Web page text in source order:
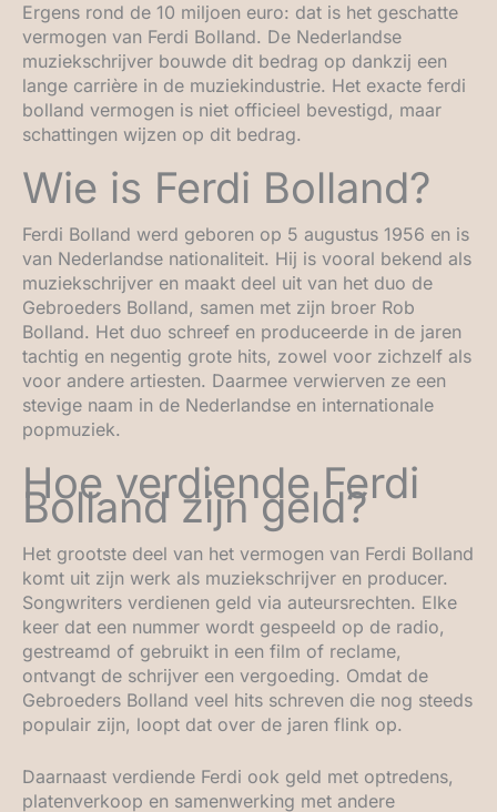
Ergens rond de 10 miljoen euro: dat is het geschatte
vermogen van Ferdi Bolland. De Nederlandse
muziekschrijver bouwde dit bedrag op dankzij een
lange carrière in de muziekindustrie. Het exacte ferdi
bolland vermogen is niet officieel bevestigd, maar
schattingen wijzen op dit bedrag.
Wie is Ferdi Bolland?
Ferdi Bolland werd geboren op 5 augustus 1956 en is
van Nederlandse nationaliteit. Hij is vooral bekend als
muziekschrijver en maakt deel uit van het duo de
Gebroeders Bolland, samen met zijn broer Rob
Bolland. Het duo schreef en produceerde in de jaren
tachtig en negentig grote hits, zowel voor zichzelf als
voor andere artiesten. Daarmee verwierven ze een
stevige naam in de Nederlandse en internationale
popmuziek.
Hoe verdiende Ferdi
Bolland zijn geld?
Het grootste deel van het vermogen van Ferdi Bolland
komt uit zijn werk als muziekschrijver en producer.
Songwriters verdienen geld via auteursrechten. Elke
keer dat een nummer wordt gespeeld op de radio,
gestreamd of gebruikt in een film of reclame,
ontvangt de schrijver een vergoeding. Omdat de
Gebroeders Bolland veel hits schreven die nog steeds
populair zijn, loopt dat over de jaren flink op.
Daarnaast verdiende Ferdi ook geld met optredens,
platenverkoop en samenwerking met andere